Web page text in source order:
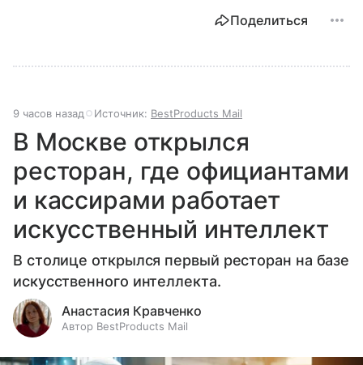
Поделиться
9 часов назад Источник: BestProducts Mail
В Москве открылся
ресторан, где официантами
и кассирами работает
искусственный интеллект
В столице открылся первый ресторан на базе
искусственного интеллекта.
Анастасия Кравченко
Автор BestProducts Mail